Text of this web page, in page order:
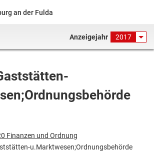
an der Fulda
Anzeigejahr 2017
Finanzen und Ordnung
u.Marktwesen;Ordnungsbehörde